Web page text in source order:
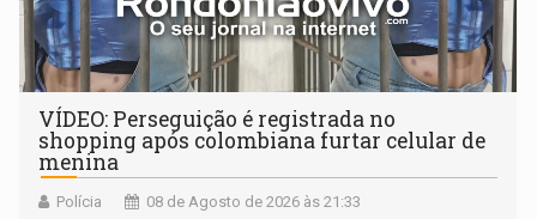
VÍDEO: Perseguição é registrada no
shopping após colombiana furtar celular de
menina
Polícia 08 de Agosto de 2026 às 21:33